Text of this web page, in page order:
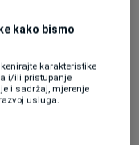
porodice
vozilo za
svoju
kako bismo
karakteristike
i/ili pristupanje
i sadržaj, mjerenje
usluga.